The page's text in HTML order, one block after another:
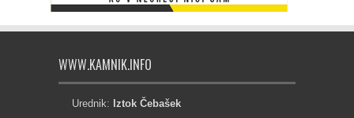
WWW.KAMNIK.INFO
Urednik: Iztok Čebašek